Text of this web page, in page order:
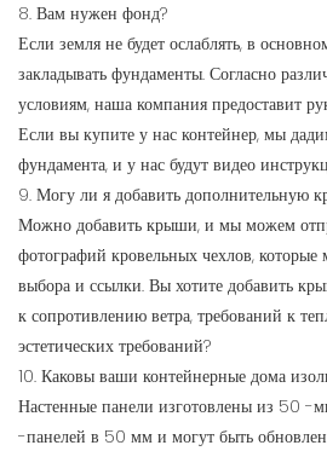
8. Вам нужен фонд?
Если земля не будет ослаблять, в
закладывать фундаменты. Согласно
условиям, наша компания предоставит
Если вы купите у нас контейнер, мы
фундамента, и у нас будут видео
9. Могу ли я добавить дополнительную
Можно добавить крыши, и мы можем
фотографий кровельных чехлов,
выбора и ссылки. Вы хотите добавить
к сопротивлению ветра, требований к
эстетических требований?
10. Каковы ваши контейнерные дома
Настенные панели изготовлены из 50 -
-панелей в 50 мм и могут быть